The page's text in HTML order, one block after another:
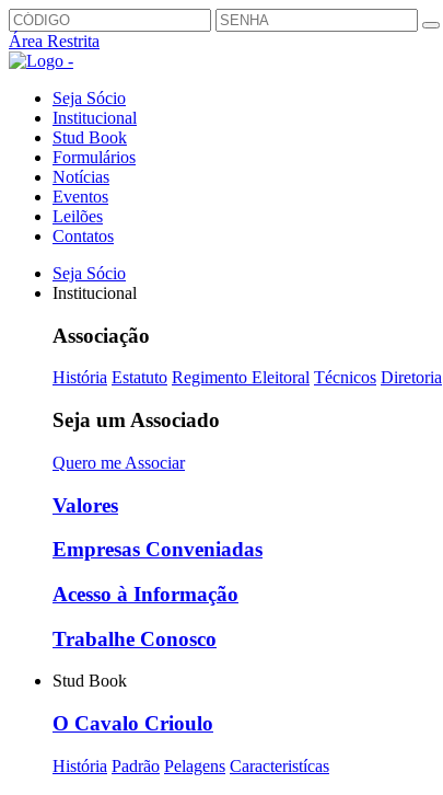
Área Restrita
Seja Sócio
Institucional
Stud Book
Formulários
Notícias
Eventos
Leilões
Contatos
Seja Sócio
Institucional
Associação
História Estatuto Regimento Eleitoral Técnicos Diretoria
Seja um Associado
Quero me Associar
Valores
Empresas Conveniadas
Acesso à Informação
Trabalhe Conosco
Stud Book
O Cavalo Crioulo
História Padrão Pelagens Caracteristícas